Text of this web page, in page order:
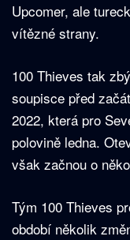
Upcomer, ale
vítězné strany.
100 Thieves tak
soupisce před
2022, která pro
polovině ledna.
však začnou o
Tým 100 Thieves
období několik